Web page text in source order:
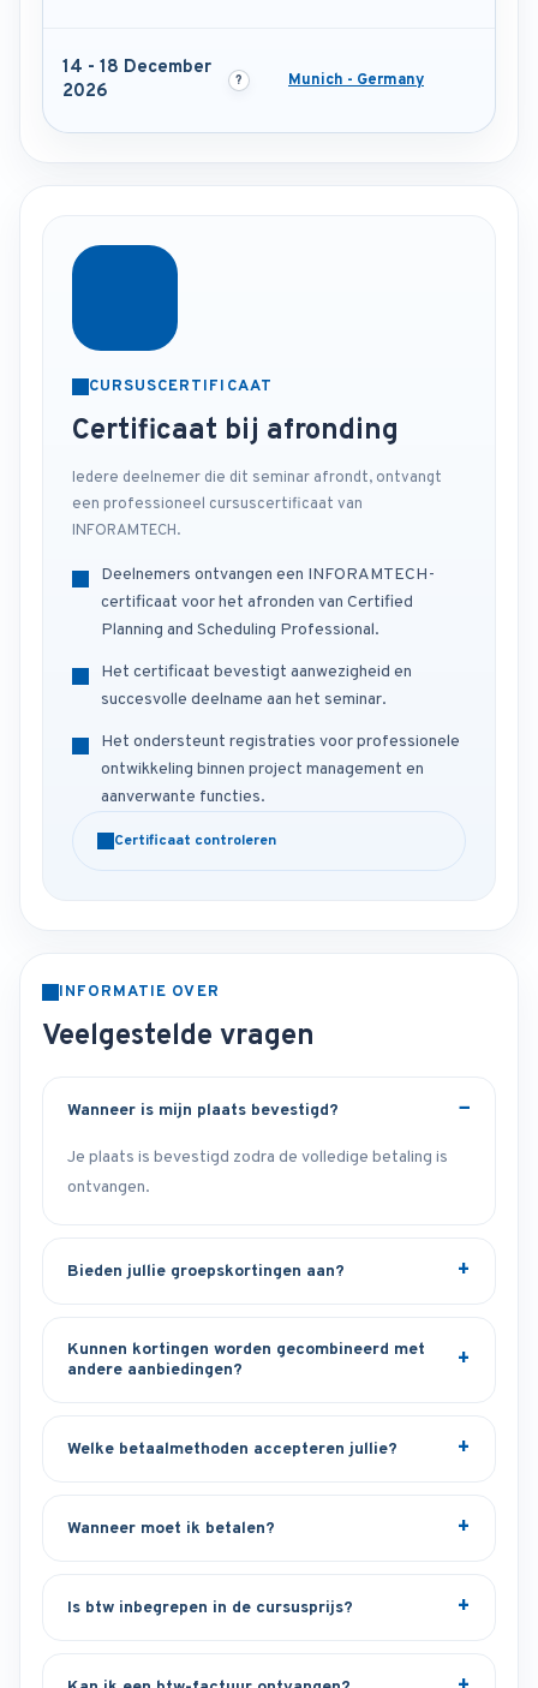
14 - 18 December
2026
Munich - Germany
CURSUSCERTIFICAAT
Certificaat bij afronding
Iedere deelnemer die dit seminar afrondt, ontvangt
een professioneel cursuscertificaat van
INFORAMTECH.
Deelnemers ontvangen een INFORAMTECH-
certificaat voor het afronden van Certified
Planning and Scheduling Professional.
Het certificaat bevestigt aanwezigheid en
succesvolle deelname aan het seminar.
Het ondersteunt registraties voor professionele
ontwikkeling binnen project management en
aanverwante functies.
Certificaat controleren
INFORMATIE OVER
Veelgestelde vragen
Wanneer is mijn plaats bevestigd?
Je plaats is bevestigd zodra de volledige betaling is
ontvangen.
Bieden jullie groepskortingen aan?
Kunnen kortingen worden gecombineerd met
andere aanbiedingen?
Welke betaalmethoden accepteren jullie?
Wanneer moet ik betalen?
Is btw inbegrepen in de cursusprijs?